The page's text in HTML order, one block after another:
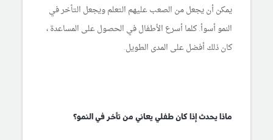
يمكن أن يجعل من الصعب عليهم التعلم ويجعل التأخر في
النمو أسوأ. كلما أسرع الأطفال في الحصول على المساعدة ،
كان ذلك أفضل على المدى الطويل.
ماذا يحدث إذا كان طفلي يعاني من تأخر في النمو؟